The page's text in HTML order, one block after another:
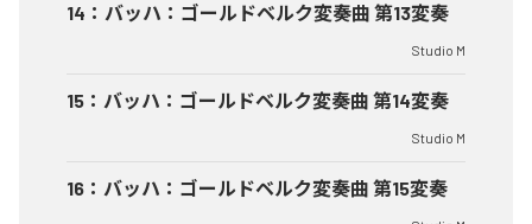
14 ： バッハ：ゴールドベルク変奏曲 第13変奏
Studio M
15 ： バッハ：ゴールドベルク変奏曲 第14変奏
Studio M
16 ： バッハ：ゴールドベルク変奏曲 第15変奏